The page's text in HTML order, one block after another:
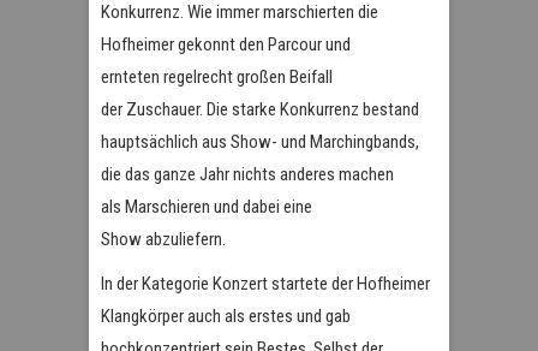
Konkurrenz. Wie immer marschierten die
Hofheimer gekonnt den Parcour und
ernteten regelrecht großen Beifall
der Zuschauer. Die starke Konkurrenz bestand
hauptsächlich aus Show- und Marchingbands,
die das ganze Jahr nichts anderes machen
als Marschieren und dabei eine
Show abzuliefern.
In der Kategorie Konzert startete der Hofheimer
Klangkörper auch als erstes und gab